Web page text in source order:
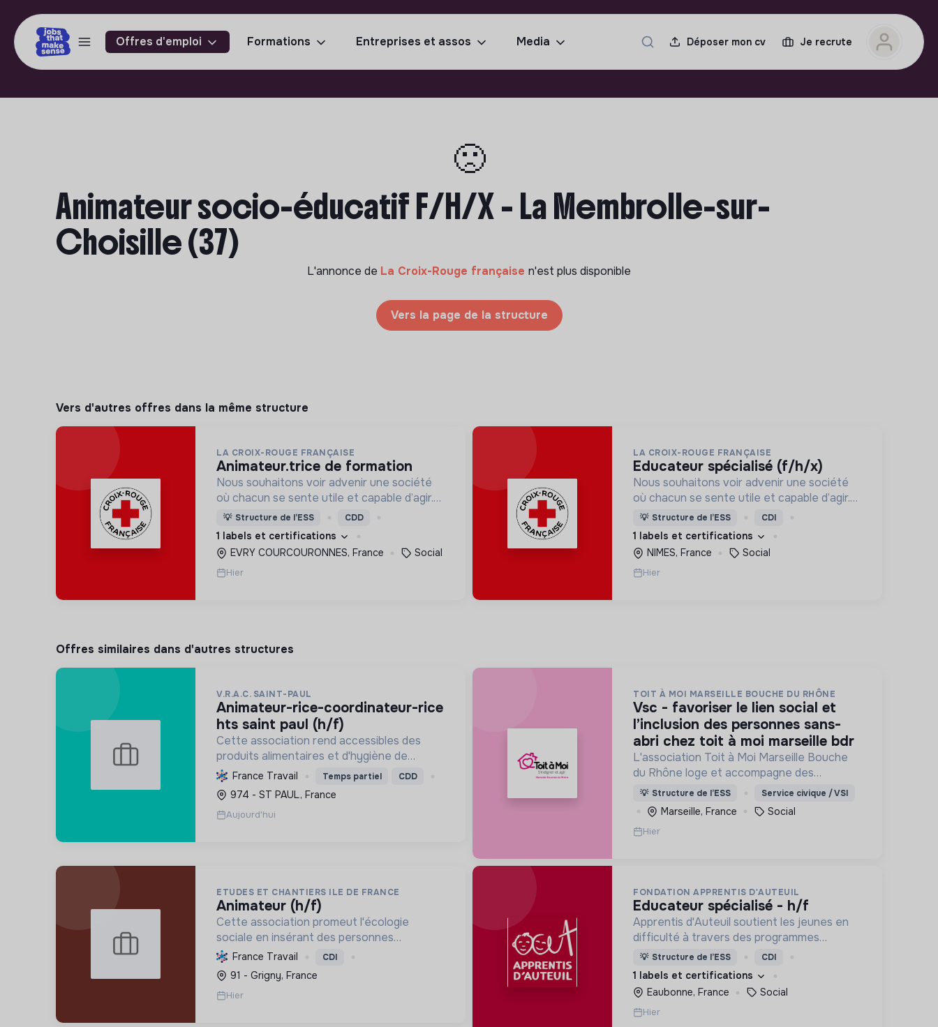
Offres d'emploi Formations Entreprises et assos Media Déposer mon cv Je recrute
🙁
Animateur socio-éducatif F/H/X - La Membrolle-sur-
Choisille (37)
L'annonce de La Croix-Rouge française n'est plus disponible
Vers la page de la structure
Vers d'autres offres dans la même structure
LA CROIX-ROUGE FRANÇAISE
animateur.trice de formation
Nous souhaitons voir advenir une société
où chacun se sente utile et capable d’agir.
Pour cela, nous proposons des moyens et
des lieux d’engagement innovants et
adaptés à tous.
💡 Structure de l’ESS CDD
1 labels et certifications
EVRY COURCOURONNES, France
Social
Hier
LA CROIX-ROUGE FRANÇAISE
educateur spécialisé (f/h/x)
Nous souhaitons voir advenir une société
où chacun se sente utile et capable d’agir.
Pour cela, nous proposons des moyens et
des lieux d’engagement innovants et
adaptés à tous.
💡 Structure de l’ESS CDI
1 labels et certifications
NIMES, France
Social
Hier
Offres similaires dans d'autres structures
V.R.A.C. SAINT-PAUL
animateur-rice-coordinateur-rice
hts saint paul (h/f)
Cette association rend accessibles des
produits alimentaires et d'hygiène de
qualité, en vrac, à prix solidaires, aux
habitants des quartiers prioritaires. Elle
favorise le lien social, l'écologie et ...
France Travail Temps partiel CDD
974 - ST PAUL, France
Aujourd'hui
TOIT À MOI MARSEILLE BOUCHE DU RHÔNE
vsc - favoriser le lien social et
l’inclusion des personnes sans-
abri chez toit à moi marseille bdr
L'association Toit à Moi Marseille Bouche
du Rhône loge et accompagne des
personnes sans abris vers un avenir sans
rue.
💡 Structure de l’ESS Service civique / VSI
Marseille, France Social
Hier
ETUDES ET CHANTIERS ILE DE FRANCE
animateur (h/f)
Cette association promeut l'écologie
sociale en insérant des personnes
vulnérables par l'emploi et des projets
d'intérêt collectif, améliorant le cadre de
vie et formant aux métiers verts, pour une
tr...
France Travail CDI
91 - Grigny, France
Hier
FONDATION APPRENTIS D'AUTEUIL
educateur spécialisé - h/f
Apprentis d'Auteuil soutient les jeunes en
difficulté à travers des programmes
d’accueil, d’éducation, de formation et
d’insertion pour leur permettre de devenir
des hommes et des femmes debout.
💡 Structure de l’ESS CDI
1 labels et certifications
Eaubonne, France
Social
Hier